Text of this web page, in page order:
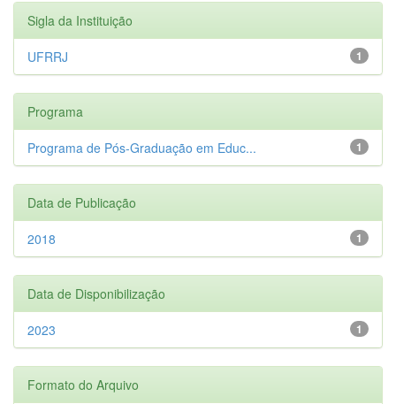
Sigla da Instituição
1
UFRRJ
Programa
1
Programa de Pós-Graduação em Educ...
Data de Publicação
1
2018
Data de Disponibilização
1
2023
Formato do Arquivo